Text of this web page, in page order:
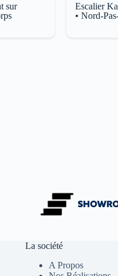
sur
Escalier
• Nord-
La société
A Propos